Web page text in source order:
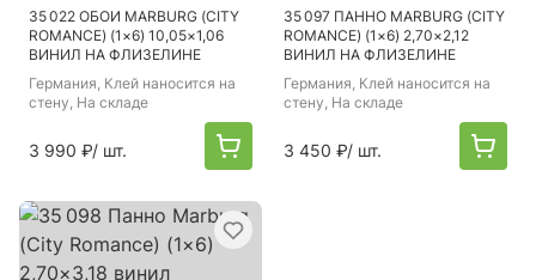
35 022 ОБОИ MARBURG (CITY
ROMANCE) (1×6) 10,05×1,06
ВИНИЛ НА ФЛИЗЕЛИНЕ
Германия, Клей наносится на
стену, На складе
3 990 ₽/ шт.
35 097 ПАННО MARBURG (CITY
ROMANCE) (1×6) 2,70×2,12
ВИНИЛ НА ФЛИЗЕЛИНЕ
Германия, Клей наносится на
стену, На складе
3 450 ₽/ шт.